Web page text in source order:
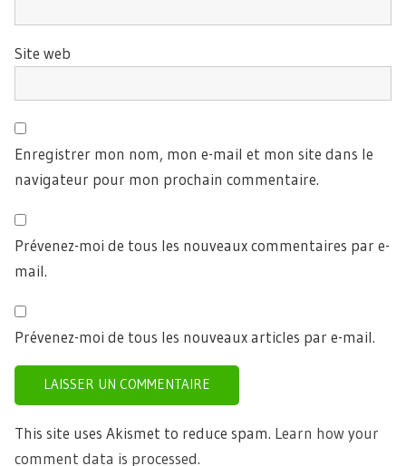
Site web
Enregistrer mon nom, mon e-mail et mon site dans le
navigateur pour mon prochain commentaire.
Prévenez-moi de tous les nouveaux commentaires par e-
mail.
Prévenez-moi de tous les nouveaux articles par e-mail.
This site uses Akismet to reduce spam. Learn how your
comment data is processed.